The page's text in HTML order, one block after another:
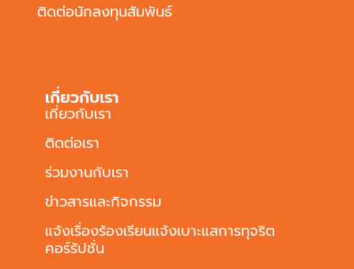
ติดต่อนักลงทุนสัมพันธ์
เกี่ยวกับเรา
เกี่ยวกับเรา
ติดต่อเรา
ร่วมงานกับเรา
ข่าวสารและกิจกรรม
แจ้งเรื่องร้องเรียนแจ้งเบาะแสการทุจริต
คอร์รัปชั่น